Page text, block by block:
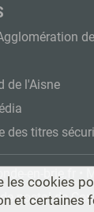
les cookies
et certaines
de l'Aisne
des titres
en-brie.fr •
postal de